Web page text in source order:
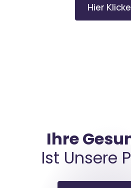
Hier
Ihre
Ist Unsere